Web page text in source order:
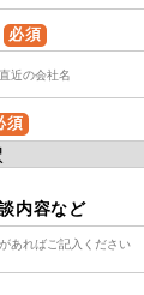
必須
須
内容など